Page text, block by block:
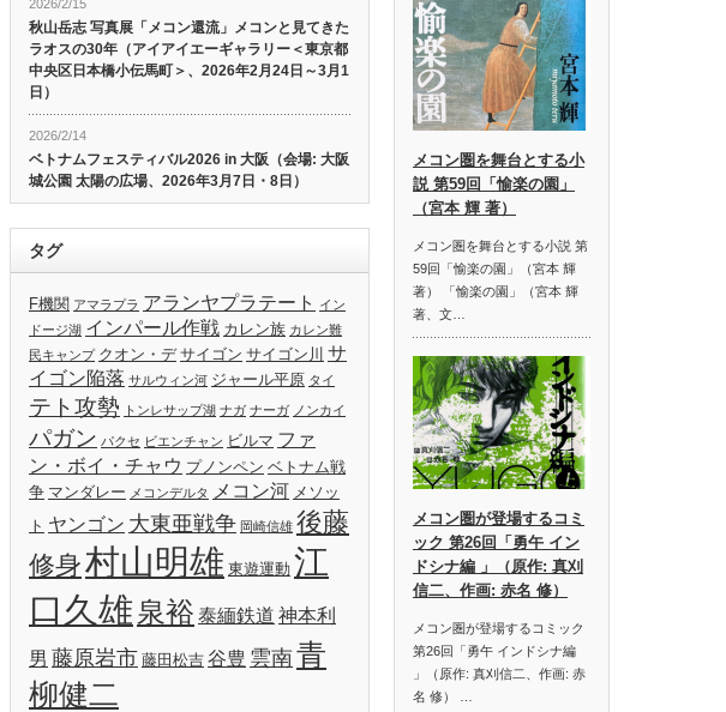
2026/2/15
秋山岳志 写真展「メコン還流」メコンと見てきた
ラオスの30年（アイアイエーギャラリー＜東京都
中央区日本橋小伝馬町＞、2026年2月24日～3月1
日）
2026/2/14
ベトナムフェスティバル2026 in 大阪（会場: 大阪
城公園 太陽の広場、2026年3月7日・8日）
タグ
F機関 アマラプラ アランヤプラテート
イン
ドージ湖 インパール作戦 カレン族 カレン難
民キャンプ クオン・デ サイゴン サイゴン川 サ
イゴン陥落 サルウィン河 ジャール平原 タイ
テト攻勢 トンレサップ湖 ナガ ナーガ ノンカイ
パガン パクセ ビエンチャン ビルマ ファ
ン・ボイ・チャウ プノンペン ベトナム戦
争 マンダレー メコンデルタ メコン河 メソッ
ト ヤンゴン 大東亜戦争 岡崎信雄 後藤
修身村山明雄 東遊運動 江
口久雄泉裕 泰緬鉄道 神本利
男 藤原岩市 藤田松吉 谷豊 雲南青
柳健二
メコン圏を舞台とする小
説 第59回「愉楽の園」
（宮本 輝 著）
メコン圏を舞台とする小説 第
59回「愉楽の園」（宮本 輝
著） 「愉楽の園」（宮本 輝
著、文…
メコン圏が登場するコミ
ック 第26回「勇午 イン
ドシナ編 」（原作: 真刈
信二、作画: 赤名 修）
メコン圏が登場するコミック
第26回「勇午 インドシナ編
」（原作: 真刈信二、作画: 赤
名 修） …